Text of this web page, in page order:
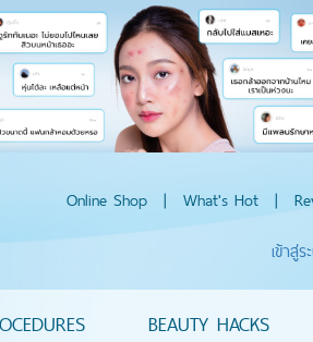
Online Shop | What's Hot |
เข้าสู่ร
BEAUTY HACKS